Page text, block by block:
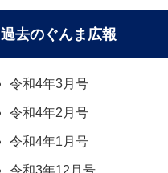
過去のぐんま広報
令和4年3月号
令和4年2月号
令和4年1月号